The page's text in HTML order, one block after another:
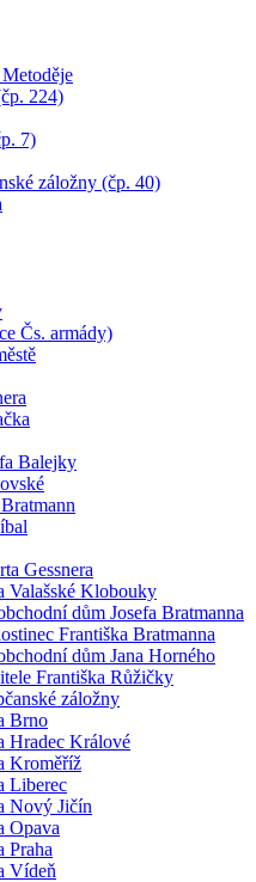
224)
7)
záložny (čp. 40)
Čs. armády)
Balejky
Gessnera
Valašské Klobouky
dům Josefa Bratmanna
Františka Bratmanna
dům Jana Horného
Františka Růžičky
záložny
Brno
Hradec Králové
Kroměříž
Liberec
Nový Jičín
Opava
Praha
Vídeň